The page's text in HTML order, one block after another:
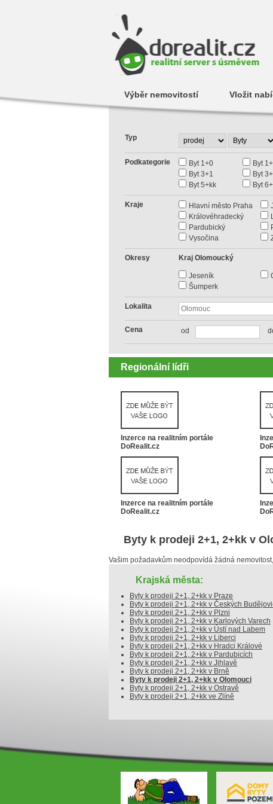
Výběr nemovitostí Vložit
Typ
Podkategorie Byt 1+0 Byt
Byt 3+1
Byt
Byt 5+kk
Byt
Kraje Hlavní město Praha
Královéhradecký
Pardubický
Vysočina
Okresy Kraj Olomoucký
Jeseník
Šumperk
Lokalita
Cena od
Regionální lídři
Inzerce na realitním portále
DoRealit.cz
Inzerce na realitním portále
DoRealit.cz
Byty k prodeji 2+1, 2+kk v
Vašim požadavkům neodpovídá žádná
Krajská města:
Byty k prodeji 2+1, 2+kk v Praze
Byty k prodeji 2+1, 2+kk v Českých
Byty k prodeji 2+1, 2+kk v Plzni
Byty k prodeji 2+1, 2+kk v Karlových Varech
Byty k prodeji 2+1, 2+kk v Ústí nad Labem
Byty k prodeji 2+1, 2+kk v Liberci
Byty k prodeji 2+1, 2+kk v Hradci Králové
Byty k prodeji 2+1, 2+kk v Pardubicích
Byty k prodeji 2+1, 2+kk v Jihlavě
Byty k prodeji 2+1, 2+kk v Brně
Byty k prodeji 2+1, 2+kk v Olomouci
Byty k prodeji 2+1, 2+kk v Ostravě
Byty k prodeji 2+1, 2+kk ve Zlíně